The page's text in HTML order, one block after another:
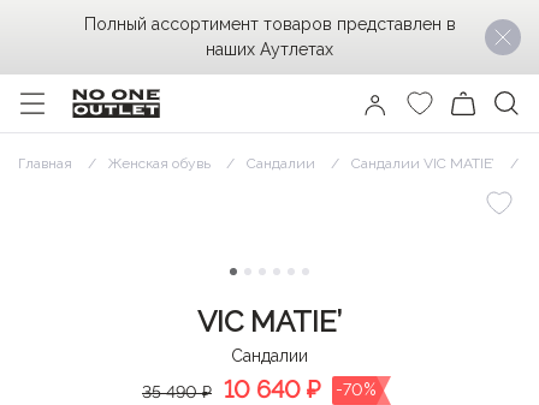
Главная Женская обувь Сандалии Сандалии VIC MATIE’
VIC MATIE’
Сандалии
35 490 ₽
10 640 ₽ -70%
Полный ассортимент товаров представлен в
наших Аутлетах